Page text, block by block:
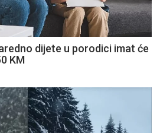
dijete u porodici imat će
KM